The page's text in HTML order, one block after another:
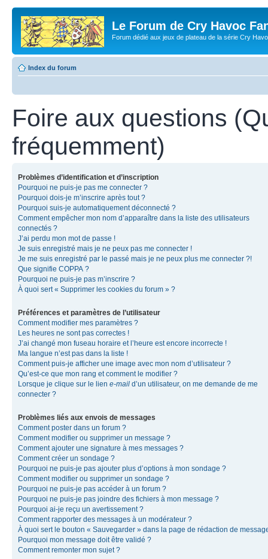
Le Forum de Cry Havoc
Forum dédié aux jeux de plateau de la série Cry
Index du forum
Foire aux questions
fréquemment)
Problèmes d’identification et d’inscription
Pourquoi ne puis-je pas me connecter ?
Pourquoi dois-je m’inscrire après tout ?
Pourquoi suis-je automatiquement déconnecté ?
Comment empêcher mon nom d’apparaître dans la liste des utilisateurs
connectés ?
J’ai perdu mon mot de passe !
Je suis enregistré mais je ne peux pas me connecter !
Je me suis enregistré par le passé mais je ne peux plus me connecter ?!
Que signifie COPPA ?
Pourquoi ne puis-je pas m’inscrire ?
À quoi sert « Supprimer les cookies du forum » ?
Préférences et paramètres de l’utilisateur
Comment modifier mes paramètres ?
Les heures ne sont pas correctes !
J’ai changé mon fuseau horaire et l’heure est encore incorrecte !
Ma langue n’est pas dans la liste !
Comment puis-je afficher une image avec mon nom d’utilisateur ?
Qu’est-ce que mon rang et comment le modifier ?
Lorsque je clique sur le lien e-mail d’un utilisateur, on me demande de me
connecter ?
Problèmes liés aux envois de messages
Comment poster dans un forum ?
Comment modifier ou supprimer un message ?
Comment ajouter une signature à mes messages ?
Comment créer un sondage ?
Pourquoi ne puis-je pas ajouter plus d’options à mon sondage ?
Comment modifier ou supprimer un sondage ?
Pourquoi ne puis-je pas accéder à un forum ?
Pourquoi ne puis-je pas joindre des fichiers à mon message ?
Pourquoi ai-je reçu un avertissement ?
Comment rapporter des messages à un modérateur ?
À quoi sert le bouton « Sauvegarder » dans la page de rédaction de
Pourquoi mon message doit être validé ?
Comment remonter mon sujet ?